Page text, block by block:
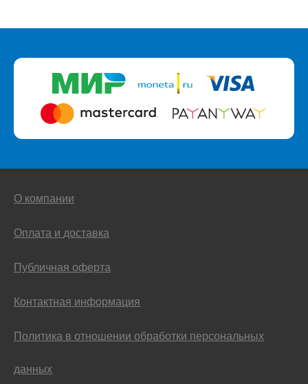
О компании
Оплата и доставка
Публичная оферта
Контактная информация
Политика в отношении обработки персональных
данных